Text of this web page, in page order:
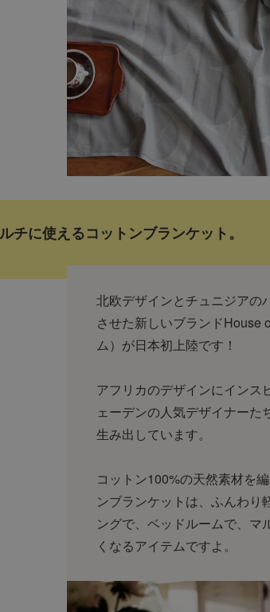
チに使えるコットンブランケット。
北欧デザインとチュニジアの
させた新しいブランドHouse
ム）が日本初上陸です！
アフリカのデザインにインス
ェーデンの人気デザイナーた
生み出しています。
コットン100%の天然素材を
ンブランケットは、ふんわり
ングで、ベッドルームで、マ
くなるアイテムですよ。